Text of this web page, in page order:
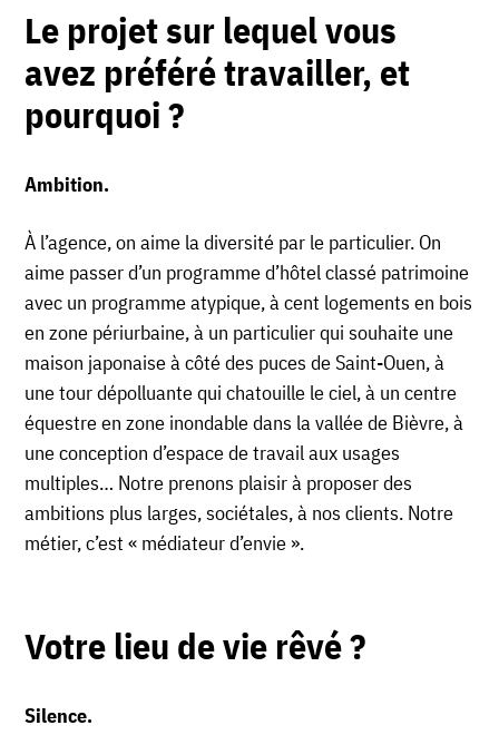
Le projet sur lequel vous
avez préféré travailler, et
pourquoi ?
Ambition.
À l’agence, on aime la diversité par le particulier. On
aime passer d’un programme d’hôtel classé patrimoine
avec un programme atypique, à cent logements en bois
en zone périurbaine, à un particulier qui souhaite une
maison japonaise à côté des puces de Saint-Ouen, à
une tour dépolluante qui chatouille le ciel, à un centre
équestre en zone inondable dans la vallée de Bièvre, à
une conception d’espace de travail aux usages
multiples… Notre prenons plaisir à proposer des
ambitions plus larges, sociétales, à nos clients. Notre
métier, c’est « médiateur d’envie ».
Votre lieu de vie rêvé ?
Silence.